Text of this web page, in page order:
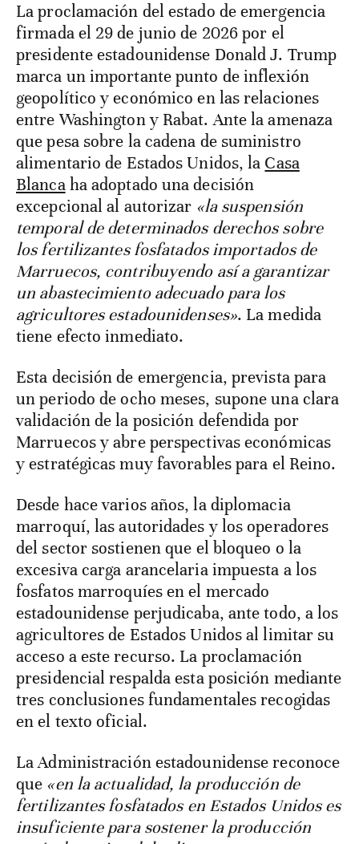
La proclamación del estado de emergencia
firmada el 29 de junio de 2026 por el
presidente estadounidense Donald J. Trump
marca un importante punto de inflexión
geopolítico y económico en las relaciones
entre Washington y Rabat. Ante la amenaza
que pesa sobre la cadena de suministro
alimentario de Estados Unidos, la Casa
Blancaha adoptado una decisión
excepcional al autorizar «la suspensión
temporal de determinados derechos sobre
los fertilizantes fosfatados importados de
Marruecos, contribuyendo así a garantizar
un abastecimiento adecuado para los
agricultores estadounidenses». La medida
tiene efecto inmediato.
Esta decisión de emergencia, prevista para
un periodo de ocho meses, supone una clara
validación de la posición defendida por
Marruecos y abre perspectivas económicas
y estratégicas muy favorables para el Reino.
Desde hace varios años, la diplomacia
marroquí, las autoridades y los operadores
del sector sostienen que el bloqueo o la
excesiva carga arancelaria impuesta a los
fosfatos marroquíes en el mercado
estadounidense perjudicaba, ante todo, a los
agricultores de Estados Unidos al limitar su
acceso a este recurso. La proclamación
presidencial respalda esta posición mediante
tres conclusiones fundamentales recogidas
en el texto oficial.
La Administración estadounidense reconoce
que «en la actualidad, la producción de
fertilizantes fosfatados en Estados Unidos es
insuficiente para sostener la producción